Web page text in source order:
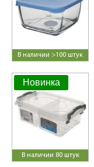
В наличии >100 штук
Новинка
В наличии 80 штук